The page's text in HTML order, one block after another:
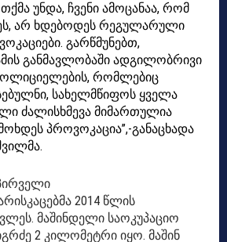
უნდა, ჩვენი ამოცანაა, რომ
არ ხდებოდეს რეგულარული
გარწმუნებთ,
განმავლობაში ადგილობრივი
რომლებიც
სახელმწიფოს ყველა
ძალისხმევა მიმართულია
პროვოკაცია”,-განაცხადა
2014 წლის
მაშინდელი საოკუპაციო
2 კილომეტრი იყო. მაშინ